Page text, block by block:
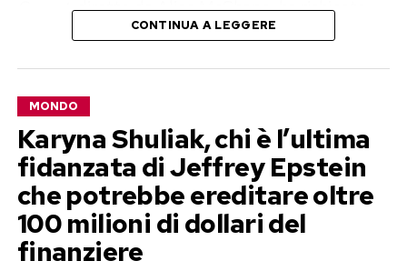
, diretto da Alice McShane, ha richiesto
circa diciotto mesi di lavoro. Dieci donne hanno
rilevanti. I fatti raccontati si collocherebbero tra
il 2002 e il 2016, quando alcune delle presunte
vittime erano adolescenti. La BBC afferma di
avere sottoposto le testimonianze a un lavoro di
verifica; le accuse, però, non risultano accertate
giudiziariamente e Jared Leto le ha negate in
CONTINUA A LEGGERE
MONDO
Karyna Shuliak, chi è l’ultima
fidanzata di Jeffrey Epstein
che potrebbe ereditare oltre
100 milioni di dollari del
finanziere